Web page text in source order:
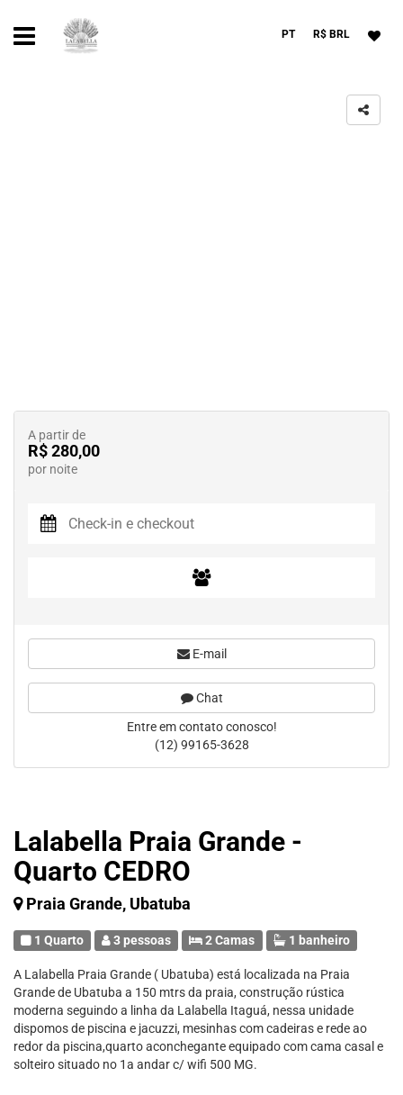
PT R$ BRL
Lalabella Praia Grande -
Quarto CEDRO
Praia Grande, Ubatuba
1 Quarto 3 pessoas 2 Camas 1 banheiro
A Lalabella Praia Grande ( Ubatuba) está localizada na Praia
Grande de Ubatuba a 150 mtrs da praia, construção rústica
moderna seguindo a linha da Lalabella Itaguá, nessa unidade
dispomos de piscina e jacuzzi, mesinhas com cadeiras e rede ao
redor da piscina,quarto aconchegante equipado com cama casal e
solteiro situado no 1a andar c/ wifi 500 MG.
A partir de
R$ 280,00
por noite
E-mail
Chat
Entre em contato conosco!
(12) 99165-3628